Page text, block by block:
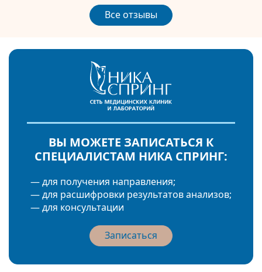
Все отзывы
ВЫ МОЖЕТЕ ЗАПИСАТЬСЯ К
СПЕЦИАЛИСТАМ НИКА СПРИНГ:
— для получения направления;
— для расшифровки результатов анализов;
— для консультации
Записаться